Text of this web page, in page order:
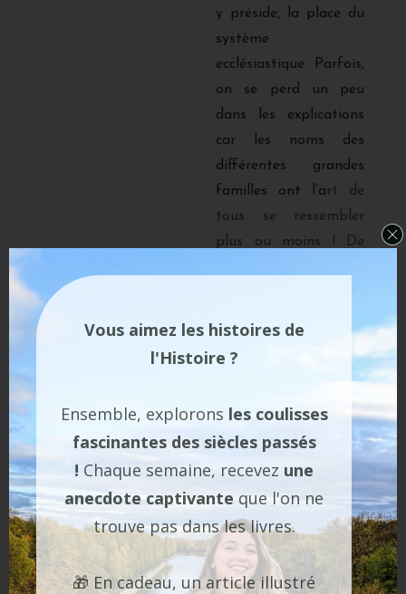
y préside, la place du
système
ecclésiastique. Parfois,
on se perd un peu
dans les explications
car les noms des
différentes grandes
familles ont l’art de
tous se ressembler
plus ou moins ! De
Tsar, etc…) auraient
évitant de s’essouffler
à faire travailler notre
mémoire ou à tourner
les pages.Néanmoins
la lecture reste
agréable et très
instructive.
Vous aimez les histoires de
l'Histoire ?
Ensemble, explorons les coulisses
fascinantes des siècles passés
! Chaque semaine, recevez une
anecdote captivante que l'on ne
trouve pas dans les livres.
🎁 En cadeau, un article illustré